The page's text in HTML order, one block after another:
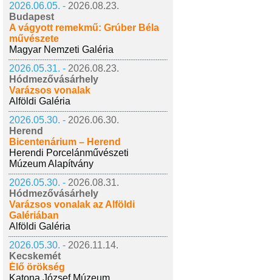
2026.06.05. - 2026.08.23.
Budapest
A vágyott remekmű: Grúber Béla
művészete
Magyar Nemzeti Galéria
2026.05.31. - 2026.08.23.
Hódmezővásárhely
Varázsos vonalak
Alföldi Galéria
2026.05.30. - 2026.06.30.
Herend
Bicentenárium – Herend
Herendi Porcelánművészeti
Múzeum Alapítvány
2026.05.30. - 2026.08.31.
Hódmezővásárhely
Varázsos vonalak az Alföldi
Galériában
Alföldi Galéria
2026.05.30. - 2026.11.14.
Kecskemét
Élő örökség
Katona József Múzeum